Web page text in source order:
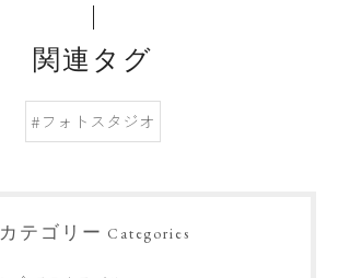
関連タグ
#フォトスタジオ
カテゴリー Categories